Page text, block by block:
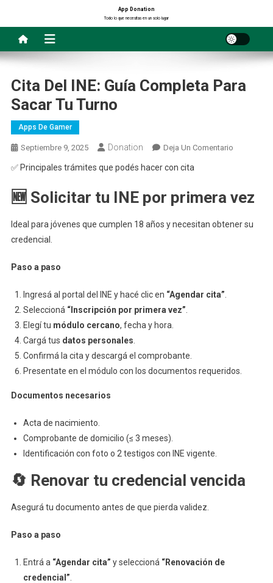
contenido
App Donation
Todo lo que necesitas en un solo lugar
Cita Del INE: Guía Completa Para
Sacar Tu Turno
Apps De Gamer
Septiembre 9, 2025 Donation Deja Un ComentarioEn
Guía
✅ Principales trámites que podés hacer con cita
🆕 Solicitar tu INE por primera vez
Ideal para jóvenes que cumplen 18 años y necesitan obtener su
credencial.
Paso a paso
Ingresá al portal del INE y hacé clic en “Agendar cita”
Seleccioná “Inscripción por primera vez”
Elegí tu módulo cercano, fecha y hora.
Cargá tus datos personales
Confirmá la cita y descargá el comprobante.
Presentate en el módulo con los documentos requeridos.
Documentos necesarios
Acta de nacimiento.
Comprobante de domicilio (≤ 3 meses).
Identificación con foto o 2 testigos con INE vigente.
🔄 Renovar tu credencial vencida
Asegurá tu documento antes de que pierda validez.
Paso a paso
Entrá a “Agendar cita” y seleccioná “Renovación de
credencial”